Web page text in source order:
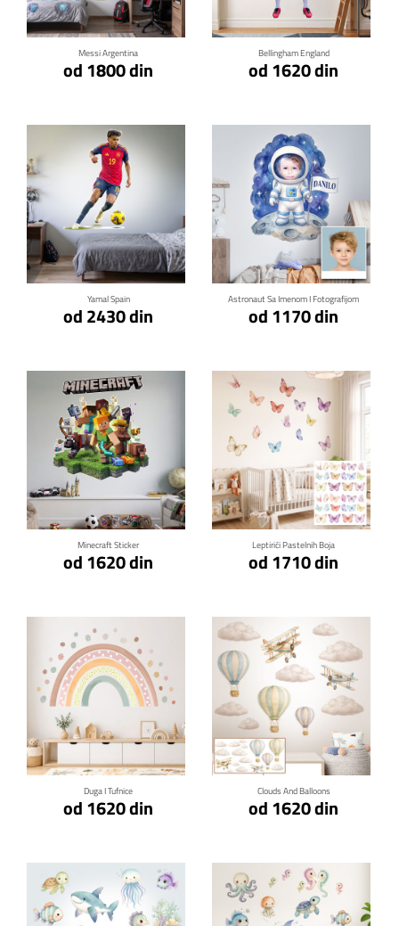
Messi Argentina
od 1800 din
Bellingham England
od 1620 din
Yamal Spain
od 2430 din
Klikni za detalje
Astronaut Sa Imenom I Fotografijom
od 1170 din
Klikni za detalje
Minecraft Sticker
od 1620 din
Klikni za detalje
Leptirići Pastelnih Boja
od 1710 din
Klikni za detalje
Duga I Tufnice
od 1620 din
Klikni za detalje
Clouds And Balloons
od 1620 din
Klikni za detalje